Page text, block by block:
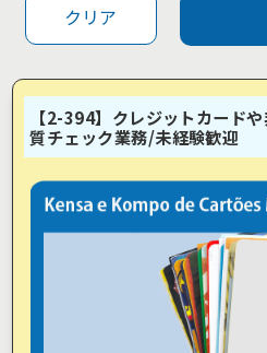
クリア
【2-394】クレジットカード
質チェック業務/未経験歓迎